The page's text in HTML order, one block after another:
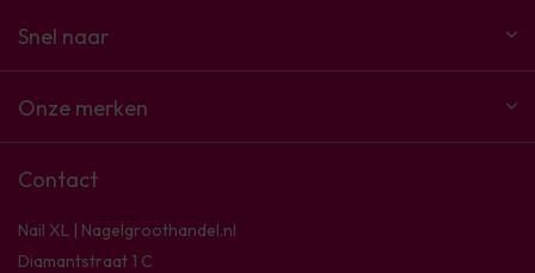
Snel naar
Onze merken
Contact
Nail XL | Nagelgroothandel.nl
Diamantstraat 1 C